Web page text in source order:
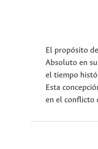
El propósito
Absoluto en
el tiempo
Esta
en el conflicto